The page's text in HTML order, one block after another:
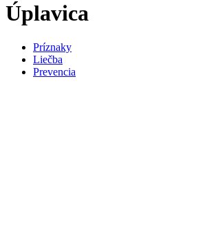
Úplavica
Príznaky
Liečba
Prevencia